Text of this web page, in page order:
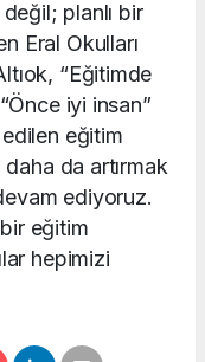
değil; planlı bir
Eral Okulları
“Eğitimde
iyi insan”
eğitim
da artırmak
ediyoruz.
eğitim
hepimizi